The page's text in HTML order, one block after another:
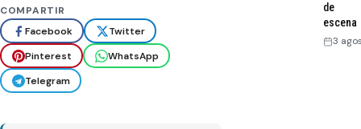
COMPARTIR
Facebook
Twitter
Pinterest
WhatsApp
Telegram
de
escena
3